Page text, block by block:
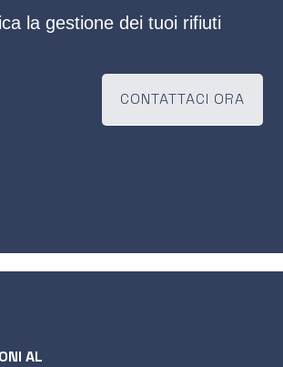
la gestione dei tuoi rifiuti
CONTATTACI ORA
AL